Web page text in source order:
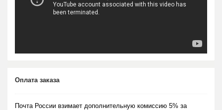
Оплата заказа
Почта России взимает дополнительную комиссию 5% за